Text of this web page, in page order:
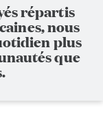
répartis
nous
plus
que